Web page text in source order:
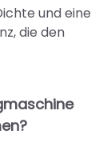
und eine
die den